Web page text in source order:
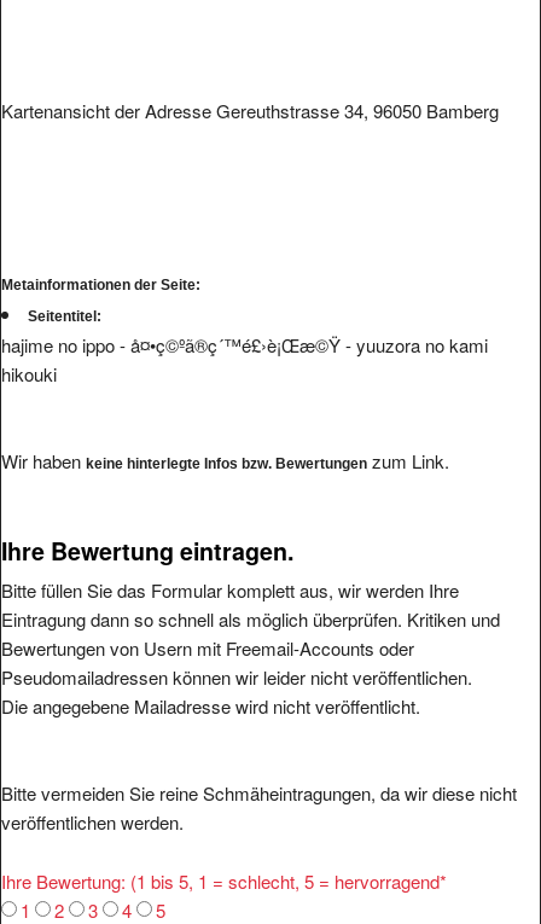
Kartenansicht der Adresse Gereuthstrasse 34, 96050 Bamberg
Metainformationen der Seite:
Seitentitel:
hajime no ippo - å¤•ç©ºã®ç´™é£›è¡Œæ©Ÿ - yuuzora no kami
hikouki
Wir haben keine hinterlegte Infos bzw. Bewertungen zum Link.
Ihre Bewertung eintragen.
Bitte füllen Sie das Formular komplett aus, wir werden Ihre
Eintragung dann so schnell als möglich überprüfen. Kritiken und
Bewertungen von Usern mit Freemail-Accounts oder
Pseudomailadressen können wir leider nicht veröffentlichen.
Die angegebene Mailadresse wird nicht veröffentlicht.
Bitte vermeiden Sie reine Schmäheintragungen, da wir diese nicht
veröffentlichen werden.
Ihre Bewertung: (1 bis 5, 1 = schlecht, 5 = hervorragend*
1
2 3 4
5